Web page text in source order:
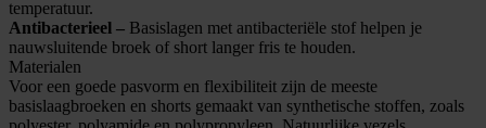
temperatuur.
Antibacterieel – Basislagen met antibacteriële stof helpen je
nauwsluitende broek of short langer fris te houden.
Materialen
Voor een goede pasvorm en flexibiliteit zijn de meeste
basislaagbroeken en shorts gemaakt van synthetische stoffen, zoals